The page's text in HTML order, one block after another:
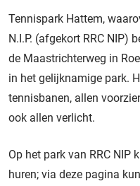
Tennispark Hattem,
N.I.P. (afgekort RRC NIP)
de Maastrichterweg in
in het gelijknamige park.
tennisbanen, allen
ook allen verlicht.
Op het park van RRC NIP
huren; via deze pagina